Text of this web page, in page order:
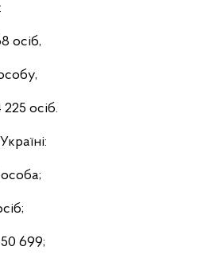
осіб,
осіб.
50 699;